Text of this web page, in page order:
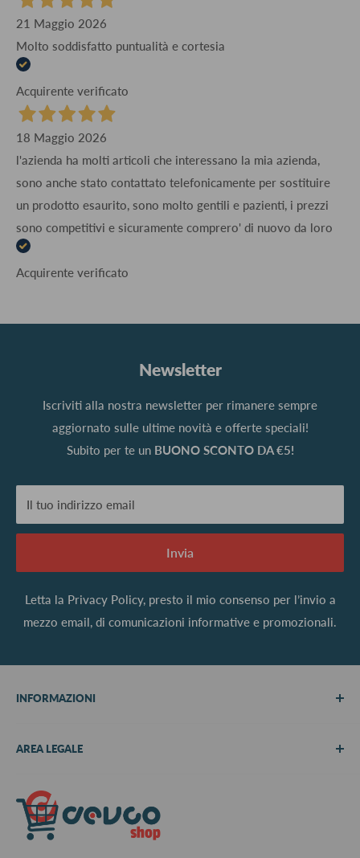
21 Maggio 2026
Molto soddisfatto puntualità e cortesia
Acquirente verificato
18 Maggio 2026
l'azienda ha molti articoli che interessano la mia azienda,
sono anche stato contattato telefonicamente per sostituire
un prodotto esaurito, sono molto gentili e pazienti, i prezzi
sono competitivi e sicuramente comprero' di nuovo da loro
Acquirente verificato
Newsletter
Iscriviti alla nostra newsletter per rimanere sempre
aggiornato sulle ultime novità e offerte speciali!
Subito per te un BUONO SCONTO DA €5!
Il tuo indirizzo email
Invia
Letta la Privacy Policy, presto il mio consenso per l’invio a
mezzo email, di comunicazioni informative e promozionali.
INFORMAZIONI
Metodi di pagamento
Richiedi preventivo
Contattaci
AREA LEGALE
Informativa su resi e rimborsi
Privacy Policy